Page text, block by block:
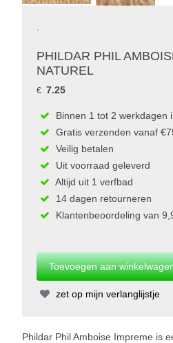
PHILDAR PHIL
NATUREL
€ 7.25
Binnen 1 tot 2 werkdagen
Gratis verzenden vanaf
Veilig betalen
Uit voorraad geleverd
Altijd uit 1 verfbad
14 dagen retourneren
Klantenbeoordeling van
zet op mijn verlanglijstje
Phildar Phil Amboise Impreme is